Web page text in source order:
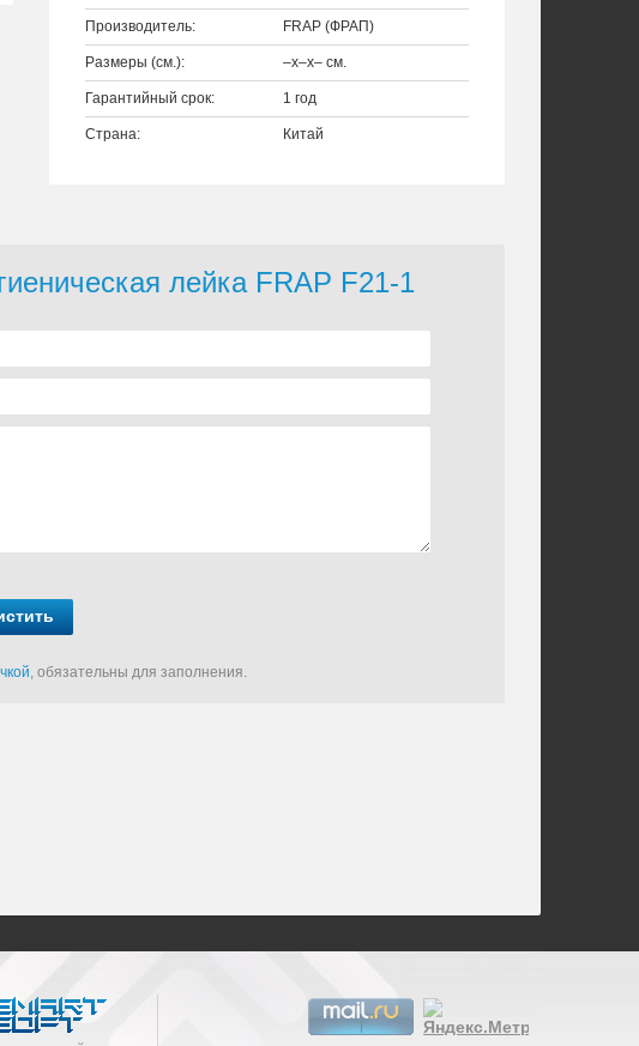
Производитель: FRAP (ФРАП)
Размеры (см.): –x–x– см.
Гарантийный срок: 1 год
Страна: Китай
лейка FRAP F21-1
, обязательны для заполнения.